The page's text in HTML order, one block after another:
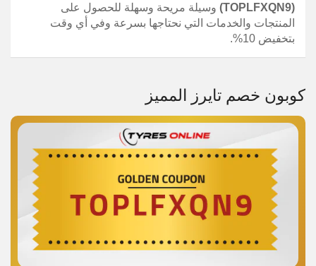
(TOPLFXQN9)
وسيلة مريحة وسهلة للحصول على
المنتجات والخدمات التي نحتاجها بسرعة وفي أي وقت
بتخفيض 10%.
كوبون خصم تايرز المميز